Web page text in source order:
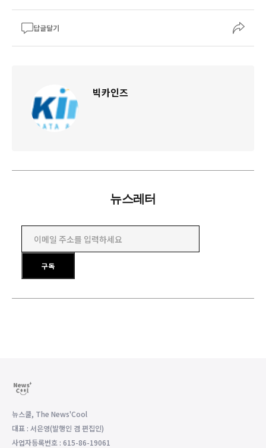
답글달기
빅카인즈
뉴스레터
구독
뉴스쿨, The News'Cool
대표 : 서은영(발행인 겸 편집인)
사업자등록번호 : 615-86-19061